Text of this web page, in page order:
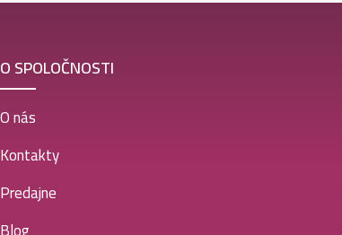
O SPOLOČNOSTI
O nás
Kontakty
Predajne